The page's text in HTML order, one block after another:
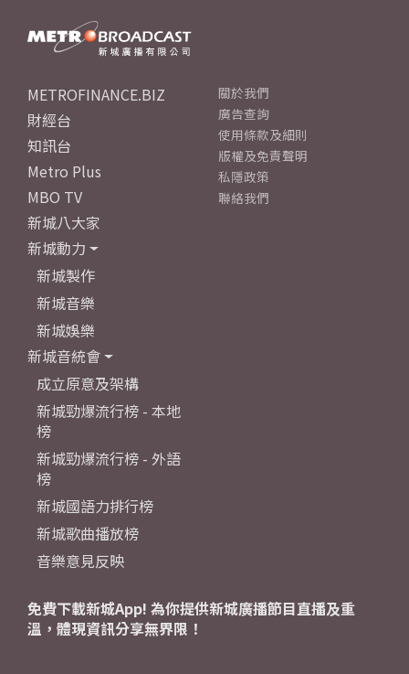
METROFINANCE.BIZ
財經台
知訊台
Metro Plus
MBO TV
新城八大家
新城動力
新城製作
新城音樂
新城娛樂
新城音統會
成立原意及架構
新城勁爆流行榜 - 本地
榜
新城勁爆流行榜 - 外語
榜
新城國語力排行榜
新城歌曲播放榜
音樂意見反映
關於我們
廣告查詢
使用條款及細則
版權及免責聲明
私隱政策
聯絡我們
免費下載新城App! 為你提供新城廣播節目直播及重
溫，體現資訊分享無界限！